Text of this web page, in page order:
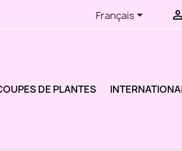
Français 
DE PLANTES